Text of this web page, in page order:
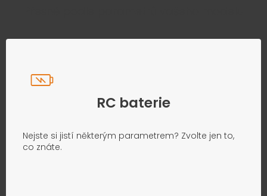
RC baterie
Nejste si jistí některým parametrem? Zvolte jen to,
co znáte.